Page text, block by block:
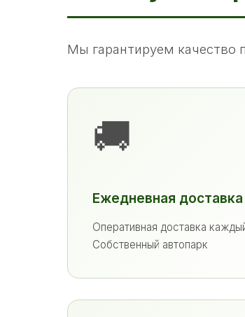
Мы гарантируем качество
🚚
Ежедневная доставка
Оперативная доставка
Собственный автопарк